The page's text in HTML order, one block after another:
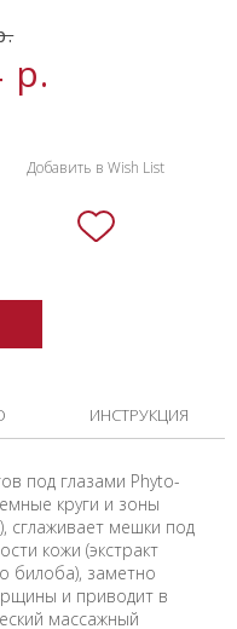
р.
Добавить в Wish List
ИНСТРУКЦИЯ
под глазами Phyto-
круги и зоны
сглаживает мешки под
кожи (экстракт
билоба), заметно
и приводит в
массажный